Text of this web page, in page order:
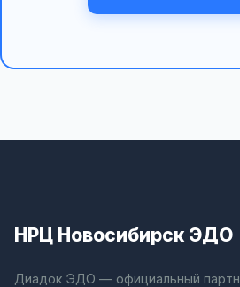
НРЦ Новосибирск ЭДО
Диадок ЭДО — официальный